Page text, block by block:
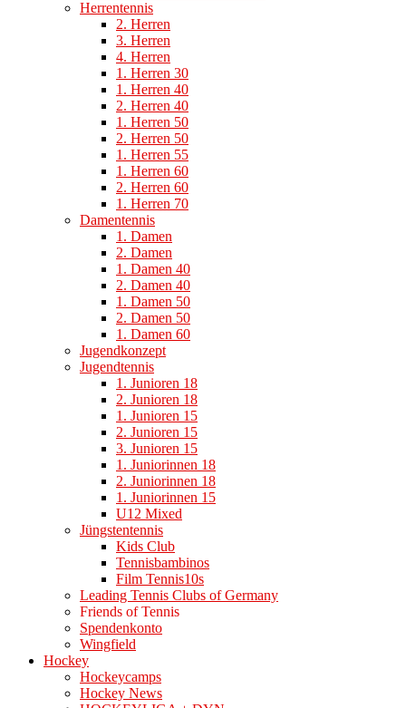
Herrentennis
2. Herren
3. Herren
4. Herren
1. Herren 30
1. Herren 40
2. Herren 40
1. Herren 50
2. Herren 50
1. Herren 55
1. Herren 60
2. Herren 60
1. Herren 70
Damentennis
1. Damen
2. Damen
1. Damen 40
2. Damen 40
1. Damen 50
2. Damen 50
1. Damen 60
Jugendkonzept
Jugendtennis
1. Junioren 18
2. Junioren 18
1. Junioren 15
2. Junioren 15
3. Junioren 15
1. Juniorinnen 18
2. Juniorinnen 18
1. Juniorinnen 15
U12 Mixed
Jüngstentennis
Kids Club
Tennisbambinos
Film Tennis10s
Leading Tennis Clubs of Germany
Friends of Tennis
Spendenkonto
Wingfield
Hockey
Hockeycamps
Hockey News